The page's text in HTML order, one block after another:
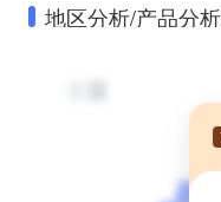
地区分析/产品分